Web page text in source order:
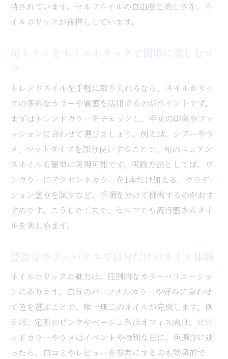
使いやすいネイルホリック色見本の活用術
ネイルホリック人気色が支持される秘密を
発色や肌なじみの良さがネイル好評の理由
口コミで話題のネイルホリック魅力を徹底
調査
ネイルホリック人気色の特徴と使い勝手を
比較
ネイルホリック一覧から選ぶおすすめカラ
ー
セルフネイル初心者も満足のネイルホリック活
用術
ネイルホリックで簡単セルフネイルの始め
初心者でも安心なネイルホリック使い方ガ
イド
ネイルホリック活用で失敗しないコツと工
夫
速乾性や塗りやすさを活かしたネイル術
ベースコートやトップコート選びのポイン
持されています。セルフネイルの自由度と楽しさを、ネ
イルホリックが後押ししています。
旬ネイルをネイルホリックで簡単に楽しむコ
ツ
トレンドネイルを手軽に取り入れるなら、ネイルホリッ
クの多彩なカラーや質感を活用するのがポイントです。
まずはトレンドカラーをチェックし、手元の印象やファ
ッションに合わせて選びましょう。例えば、シアーやラ
メ、マットタイプを部分使いすることで、旬のニュアン
スネイルも簡単に実現可能です。実践方法としては、ワ
ンカラーにアクセントカラーを1本だけ加える、グラデー
ション塗りを試すなど、手順を分けて挑戦するのがおす
すめです。こうした工夫で、セルフでも流行感あるネイ
ルを楽しめます。
豊富なカラーバリエで自分だけのネイル体験
ネイルホリックの魅力は、圧倒的なカラーバリエーショ
ンにあります。自分のパーソナルカラーや好みに合わせ
て色を選ぶことで、唯一無二のネイルが完成します。例
えば、定番のピンクやベージュ系はオフィス向け、ビビ
ッドカラーやラメはイベントや特別な日に。色選びに迷
ったら、口コミやレビューを参考にするのも効果的で